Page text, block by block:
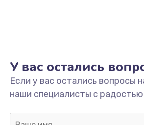
Замена
1800 руб.
У вас остались
Если у вас остались вопросы
наши специалисты с